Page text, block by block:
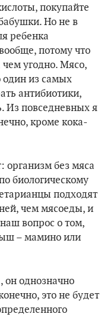
покупайте
Но не в
ребенка
потому что
чем угодно. Мясо,
один из самых
антибиотики,
Из повседневных я
кроме кока-
организм без мяса
биологическому
подходят
чем мясоеды, и
вопрос о том,
– мамино или
он однозначно
это не будет